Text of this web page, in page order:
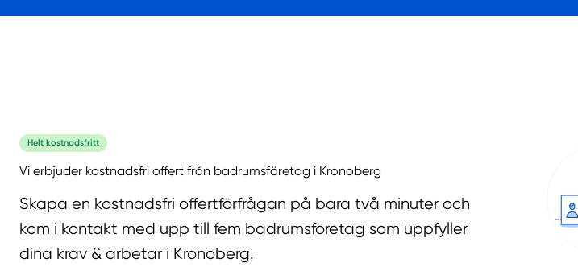
Helt kostnadsfritt
Vi erbjuder kostnadsfri offert från badrumsföretag i Kronoberg
Skapa en kostnadsfri offertförfrågan på bara två minuter och
kom i kontakt med upp till fem badrumsföretag som uppfyller
dina krav & arbetar i Kronoberg.